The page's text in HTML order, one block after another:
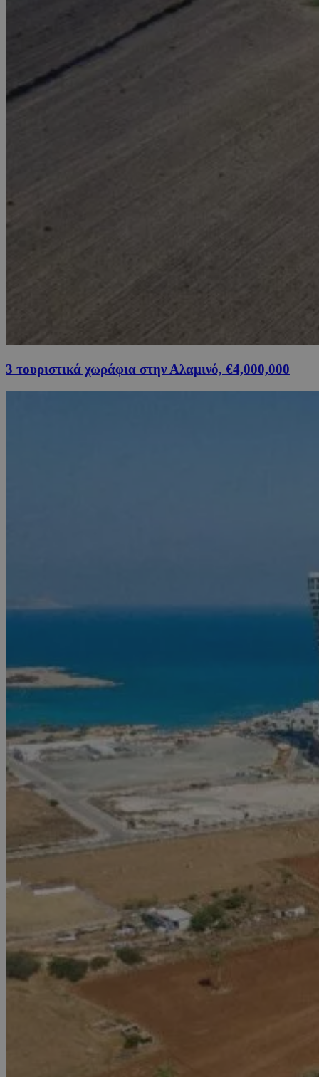
3 τουριστικά χωράφια στην Αλαμινό, €4,000,000